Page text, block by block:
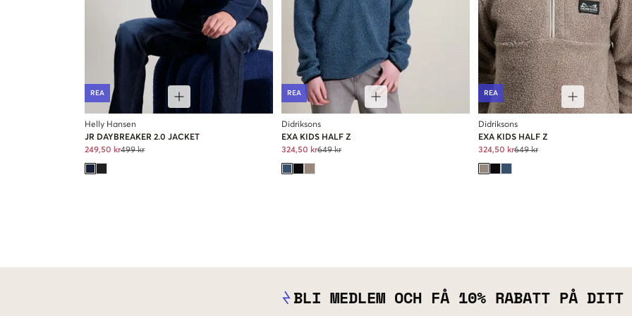
REA
Helly Hansen
JR DAYBREAKER 2.0 JACKET
249,50 kr499 kr
REA
Didriksons
EXA KIDS HALF Z
324,50 kr649 kr
REA
Didriksons
EXA KIDS HALF Z
324,50 kr649 kr
BLI MEDLEM OCH FÅ 10% RABATT PÅ DITT